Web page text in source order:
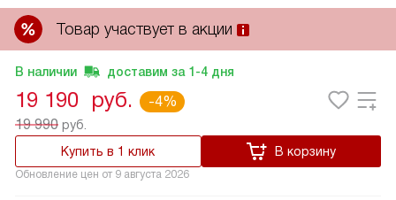
Товар участвует в акции
В наличии доставим за 1-4 дня
19 190 руб.
-4%
19 990 руб.
Купить в 1 клик
В корзину
Обновление цен от 9 августа 2026